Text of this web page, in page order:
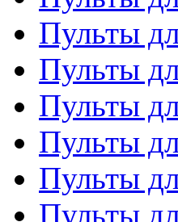
Пульты
Пульты
Пульты
Пульты
Пульты
Пульты